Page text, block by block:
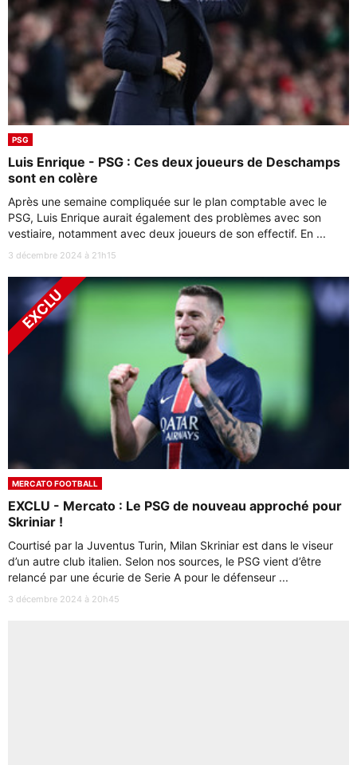
PSG
Luis Enrique - PSG : Ces deux joueurs de Deschamps
sont en colère
Après une semaine compliquée sur le plan comptable avec le
PSG, Luis Enrique aurait également des problèmes avec son
vestiaire, notamment avec deux joueurs de son effectif. En ...
3 décembre 2024 à 21h15
MERCATO FOOTBALL
EXCLU - Mercato : Le PSG de nouveau approché pour
Skriniar !
Courtisé par la Juventus Turin, Milan Skriniar est dans le viseur
d’un autre club italien. Selon nos sources, le PSG vient d’être
relancé par une écurie de Serie A pour le défenseur ...
3 décembre 2024 à 20h45